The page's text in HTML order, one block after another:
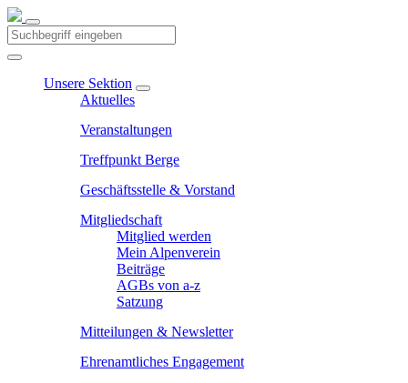
Unsere Sektion
Aktuelles
Veranstaltungen
Treffpunkt Berge
Geschäftsstelle & Vorstand
Mitgliedschaft
Mitglied werden
Mein Alpenverein
Beiträge
AGBs von a-z
Satzung
Mitteilungen & Newsletter
Ehrenamtliches Engagement